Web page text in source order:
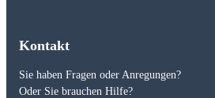
Kontakt
Sie haben Fragen oder Anregungen?
Oder Sie brauchen Hilfe?